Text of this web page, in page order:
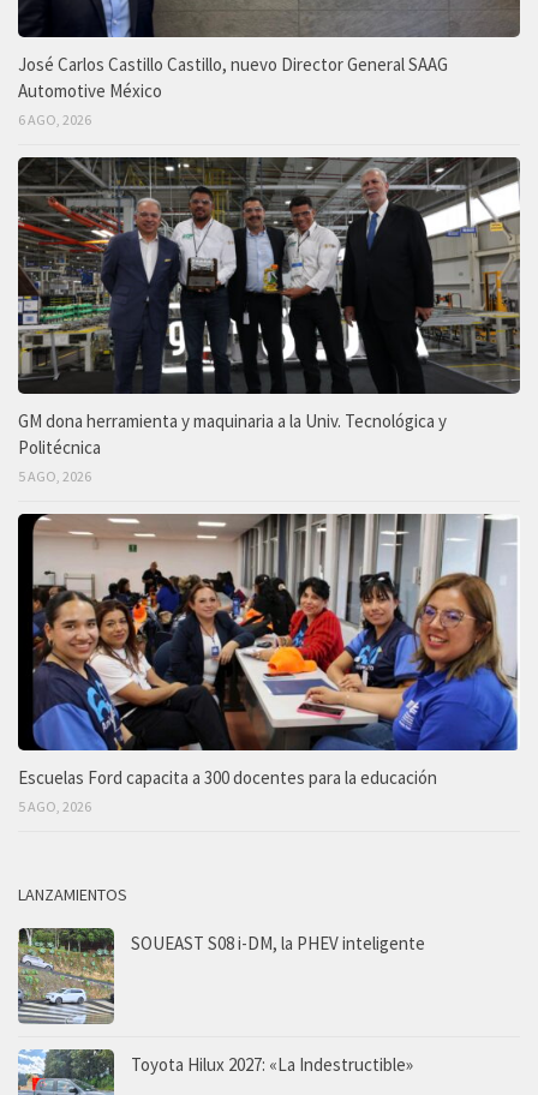
José Carlos Castillo Castillo, nuevo Director General SAAG
Automotive México
6 AGO, 2026
GM dona herramienta y maquinaria a la Univ. Tecnológica y
Politécnica
5 AGO, 2026
Escuelas Ford capacita a 300 docentes para la educación
5 AGO, 2026
LANZAMIENTOS
SOUEAST S08 i-DM, la PHEV inteligente
Toyota Hilux 2027: «La Indestructible»